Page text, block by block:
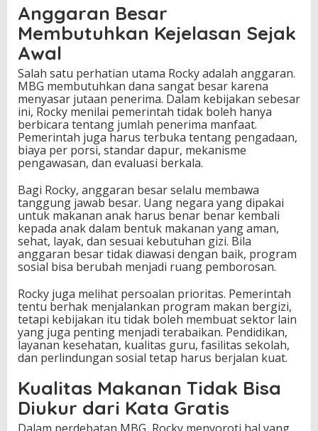
Anggaran Besar
Membutuhkan Kejelasan Sejak
Awal
Salah satu perhatian utama Rocky adalah anggaran.
MBG membutuhkan dana sangat besar karena
menyasar jutaan penerima. Dalam kebijakan sebesar
ini, Rocky menilai pemerintah tidak boleh hanya
berbicara tentang jumlah penerima manfaat.
Pemerintah juga harus terbuka tentang pengadaan,
biaya per porsi, standar dapur, mekanisme
pengawasan, dan evaluasi berkala.
Bagi Rocky, anggaran besar selalu membawa
tanggung jawab besar. Uang negara yang dipakai
untuk makanan anak harus benar benar kembali
kepada anak dalam bentuk makanan yang aman,
sehat, layak, dan sesuai kebutuhan gizi. Bila
anggaran besar tidak diawasi dengan baik, program
sosial bisa berubah menjadi ruang pemborosan.
Rocky juga melihat persoalan prioritas. Pemerintah
tentu berhak menjalankan program makan bergizi,
tetapi kebijakan itu tidak boleh membuat sektor lain
yang juga penting menjadi terabaikan. Pendidikan,
layanan kesehatan, kualitas guru, fasilitas sekolah,
dan perlindungan sosial tetap harus berjalan kuat.
Kualitas Makanan Tidak Bisa
Diukur dari Kata Gratis
Dalam perdebatan MBG, Rocky menyoroti hal yang